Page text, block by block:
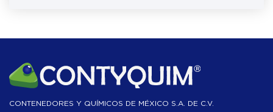
CONTENEDORES Y QUÍMICOS DE MÉXICO S.A. DE C.V.